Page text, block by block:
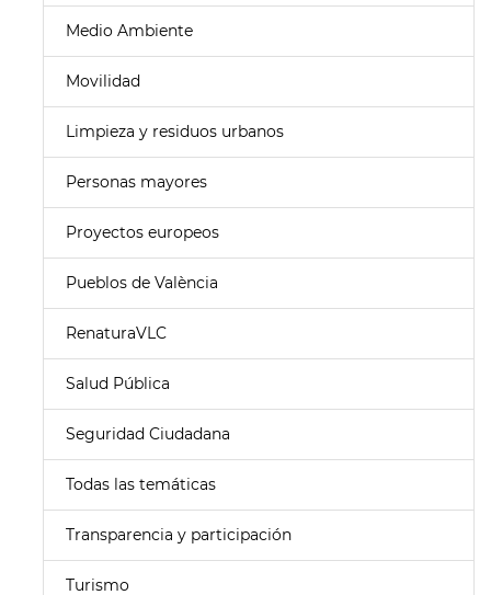
Medio Ambiente
Movilidad
Limpieza y residuos urbanos
Personas mayores
Proyectos europeos
Pueblos de València
RenaturaVLC
Salud Pública
Seguridad Ciudadana
Todas las temáticas
Transparencia y participación
Turismo